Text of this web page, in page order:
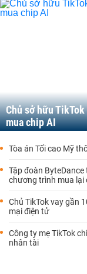
Chủ sở hữu
mua chip AI
Tòa án Tối cao Mỹ
Tập đoàn
chương trình mua lại
Chủ TikTok vay gần
mại điện tử
Công ty mẹ TikTok
nhân tài